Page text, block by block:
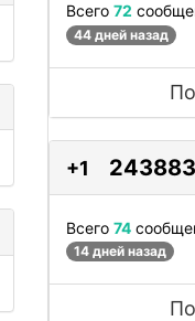
Всего 72
44 дней назад
+1
Всего 74
14 дней назад